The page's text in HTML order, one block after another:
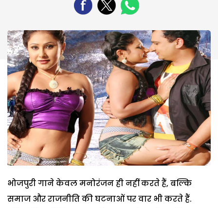
भोजपुरी गाने केवल मनोरंजन ही नहीं करते हैं, बल्कि
समाज और राजनीति की घटनाओं पर वार भी करते हैं.